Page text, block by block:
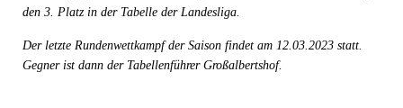
den 3. Platz in der Tabelle der Landesliga.
Der letzte Rundenwettkampf der Saison findet am 12.03.2023 statt.
Gegner ist dann der Tabellenführer Großalbertshof.